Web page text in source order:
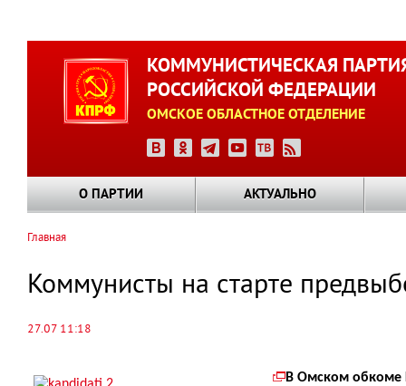
КОММУНИСТИЧЕСКАЯ
РОССИЙСКОЙ ФЕДЕРАЦИИ
ОМСКОЕ ОБЛАСТНОЕ ОТДЕЛЕНИЕ
О ПАРТИИ АКТУАЛЬНО
навигации
Главная
Коммунисты на старте
27.07 11:18
В Омском обкоме